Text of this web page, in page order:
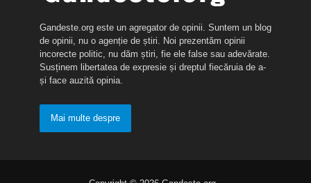
Gandeste.org este un agregator de opinii. Suntem un blog
de opinii, nu o agenție de știri. Noi prezentăm opinii
incorecte politic, nu dăm știri, fie ele false sau adevărate.
Susținem libertatea de expresie și dreptul fiecăruia de a-
și face auzită opinia.
Mai multe despre